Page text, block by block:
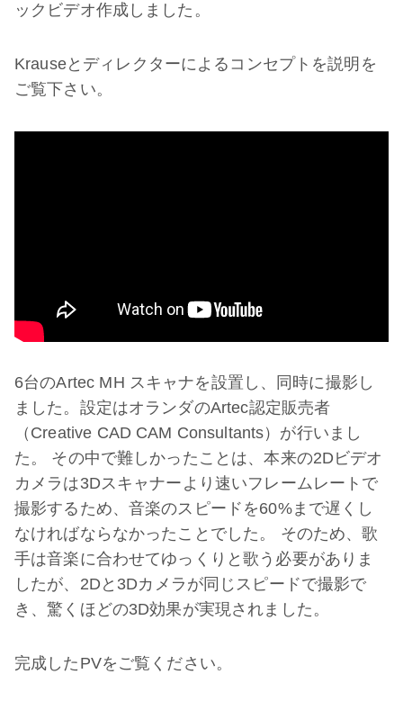
ックビデオ作成しました。
Krauseとディレクターによるコンセプトを説明を
ご覧下さい。
6台のArtec MH スキャナを設置し、同時に撮影し
ました。設定はオランダのArtec認定販売者
（Creative CAD CAM Consultants）が行いまし
た。 その中で難しかったことは、本来の2Dビデオ
カメラは3Dスキャナーより速いフレームレートで
撮影するため、音楽のスピードを60%まで遅くし
なければならなかったことでした。 そのため、歌
手は音楽に合わせてゆっくりと歌う必要がありま
したが、2Dと3Dカメラが同じスピードで撮影で
き、驚くほどの3D効果が実現されました。
完成したPVをご覧ください。